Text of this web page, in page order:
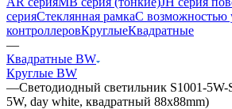
серияСтеклянная рамкаС возможностью
контроллеровКруглыеКвадратные
—
Квадратные BW
Круглые BW
—Светодиодный светильник S1001-
5W, day white, квадратный 88x88mm)